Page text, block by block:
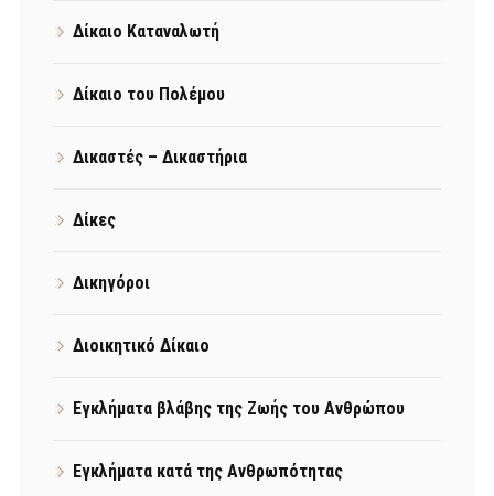
Δίκαιο Καταναλωτή
Δίκαιο του Πολέμου
Δικαστές – Δικαστήρια
Δίκες
Δικηγόροι
Διοικητικό Δίκαιο
Εγκλήματα βλάβης της Ζωής του Ανθρώπου
Εγκλήματα κατά της Ανθρωπότητας